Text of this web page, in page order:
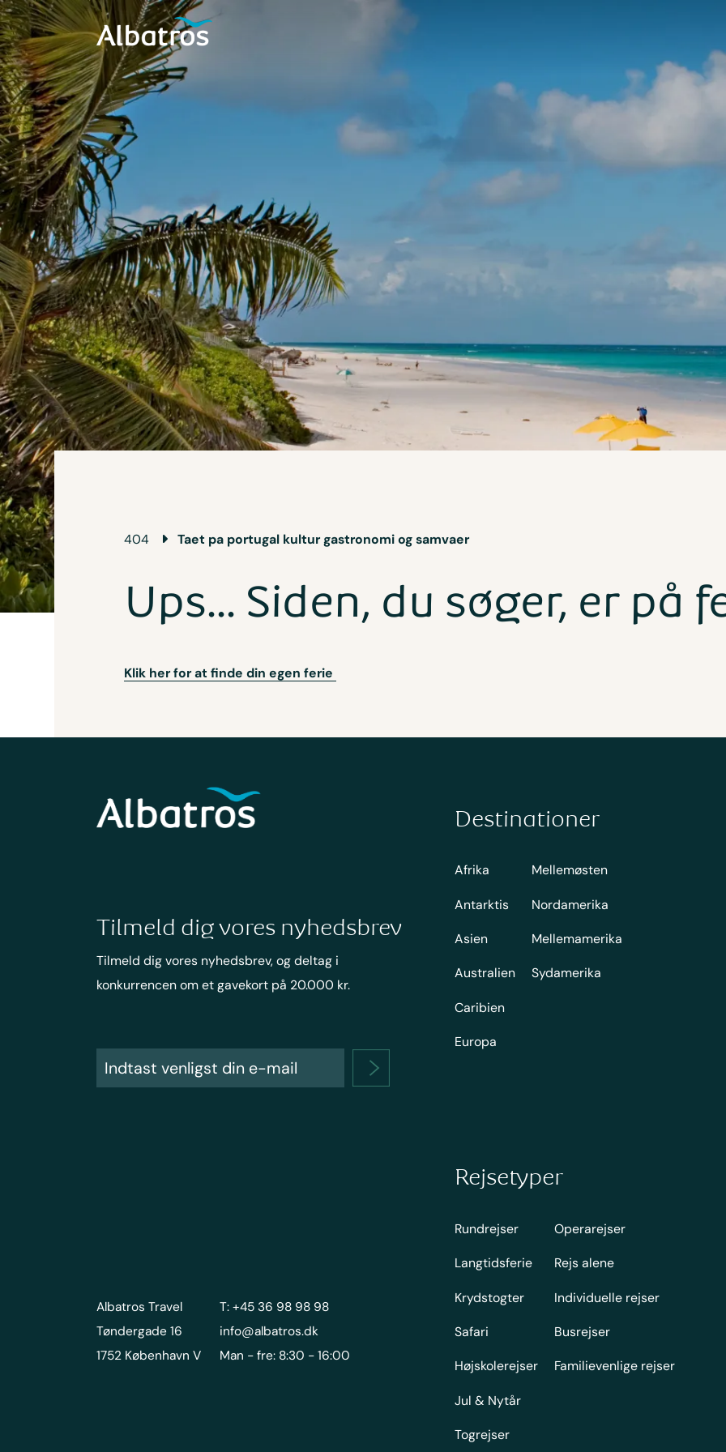
404 Taet pa portugal kultur gastronomi og samvaer
Ups... Siden, du søger, er på
Klik her for at finde din egen ferie
Tilmeld dig vores nyhedsbrev
Tilmeld dig vores nyhedsbrev, og deltag i
konkurrencen om et gavekort på 20.000 kr.
Destinationer
Afrika
Antarktis
Asien
Australien
Caribien
Europa
Mellemøsten
Nordamerika
Mellemamerika
Sydamerika
Albatros Travel
Tøndergade 16
1752 København V
T: +45 36 98 98 98
info@albatros.dk
Man - fre: 8:30 - 16:00
Rejsetyper
Rundrejser
Langtidsferie
Krydstogter
Safari
Højskolerejser
Jul & Nytår
Togrejser
Operarejser
Rejs alene
Individuelle rejser
Busrejser
Familievenlige rejser